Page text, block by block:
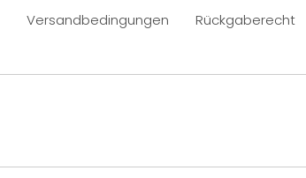
Versandbedingungen Rückgaberecht